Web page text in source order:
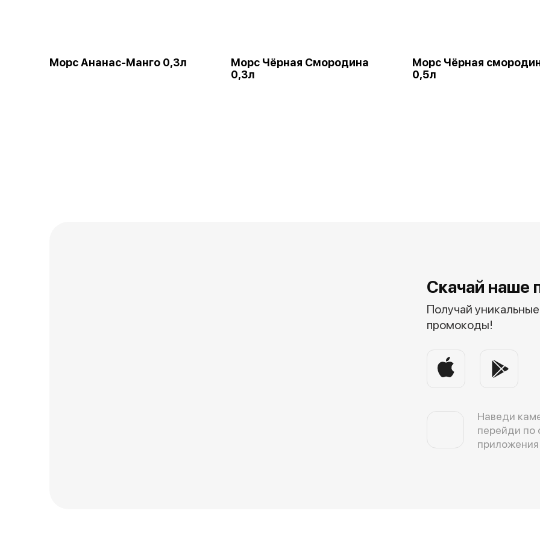
Морс Ананас-Манго 0,3л
Морс Чёрная Смородина
0,3л
Морс Чёрная
0,5л
Скачай наше
Получай
промокоды!
Наведи
перейди по
приложения